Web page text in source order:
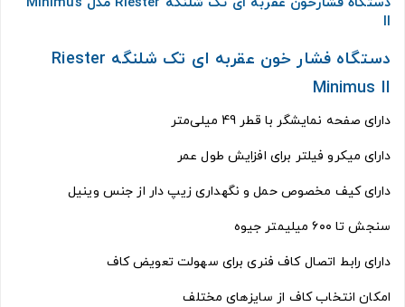
II
دستگاه فشار خون عقربه ای تک شلنگه Riester
Minimus II
دارای صفحه نمایشگر با قطر 49 میلی‌متر
دارای میکرو فیلتر برای افزایش طول عمر
دارای کیف مخصوص حمل و نگهداری زیپ دار از جنس وینیل
سنجش تا ۶۰۰ میلیمتر جیوه
دارای رابط اتصال کاف فنری برای سهولت تعویض کاف
امکان انتخاب کاف از سایزهای مختلف